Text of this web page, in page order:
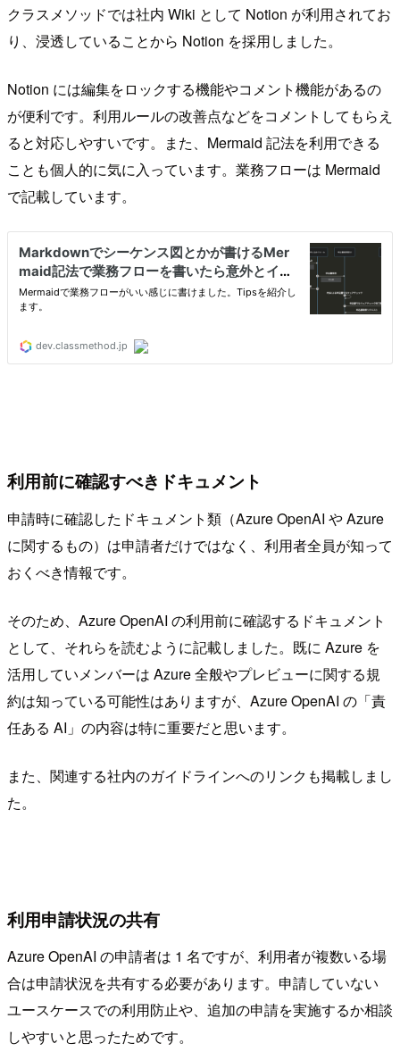
クラスメソッドでは社内 Wiki として Notion が利用されてお
り、浸透していることから Notion を採用しました。
Notion には編集をロックする機能やコメント機能があるの
が便利です。利用ルールの改善点などをコメントしてもらえ
ると対応しやすいです。また、Mermaid 記法を利用できる
ことも個人的に気に入っています。業務フローは Mermaid
で記載しています。
利用前に確認すべきドキュメント
申請時に確認したドキュメント類（Azure OpenAI や Azure
に関するもの）は申請者だけではなく、利用者全員が知って
おくべき情報です。
そのため、Azure OpenAI の利用前に確認するドキュメント
として、それらを読むように記載しました。既に Azure を
活用していメンバーは Azure 全般やプレビューに関する規
約は知っている可能性はありますが、Azure OpenAI の「責
任ある AI」の内容は特に重要だと思います。
また、関連する社内のガイドラインへのリンクも掲載しまし
た。
利用申請状況の共有
Azure OpenAI の申請者は 1 名ですが、利用者が複数いる場
合は申請状況を共有する必要があります。申請していない
ユースケースでの利用防止や、追加の申請を実施するか相談
しやすいと思ったためです。